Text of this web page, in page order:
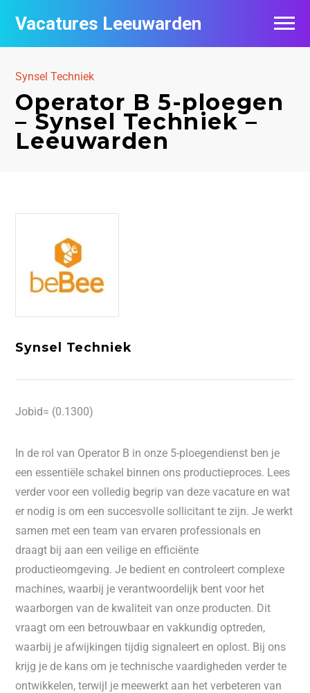
Vacatures Leeuwarden
Synsel Techniek
Operator B 5-ploegen
– Synsel Techniek –
Leeuwarden
Synsel Techniek
Jobid= (0.1300)
In de rol van Operator B in onze 5-ploegendienst ben je
een essentiële schakel binnen ons productieproces. Lees
verder voor een volledig begrip van deze vacature en wat
er nodig is om een succesvolle sollicitant te zijn. Je werkt
samen met een team van ervaren professionals en
draagt bij aan een veilige en efficiënte
productieomgeving. Je bedient en controleert complexe
machines, waarbij je verantwoordelijk bent voor het
waarborgen van de kwaliteit van onze producten. Dit
vraagt om een betrouwbaar en vakkundig optreden,
waarbij je afwijkingen tijdig signaleert en oplost. Bij ons
krijg je de kans om je technische vaardigheden verder te
ontwikkelen, terwijl je meewerkt aan het verbeteren van
Vacatures per bedrijf
De populairste vacatures in Leeuwarden
Nieuwsbrief feed